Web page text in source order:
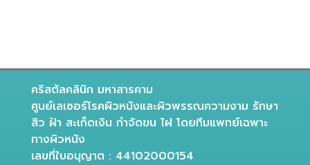
คริสตัลคลินิก มหาสารคาม
ศูนย์เลเซอร์โรคผิวหนังและผิวพรรณความงาม รักษา
สิว ฝ้า สะเก็ดเงิน กำจัดขน ไฝ โดยทีมแพทย์เฉพาะ
ทางผิวหนัง
เลขที่ใบอนุญาต : 44102000154